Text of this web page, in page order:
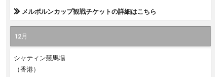
メルボルンカップ観戦チケットの詳細はこちら
12月
シャティン競馬場
（香港）